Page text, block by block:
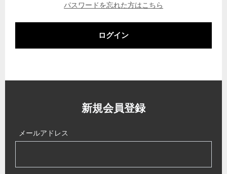
パスワードを忘れた方はこちら
ログイン
新規会員登録
メールアドレス